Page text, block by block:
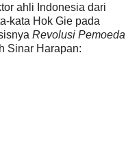
ahli Indonesia dari
kata Hok Gie pada
Revolusi Pemoeda
Sinar Harapan: